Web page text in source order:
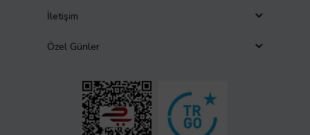
İletişim
Özel Günler